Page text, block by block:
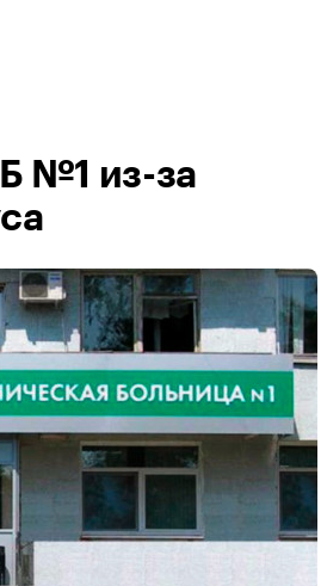
№1 из-за